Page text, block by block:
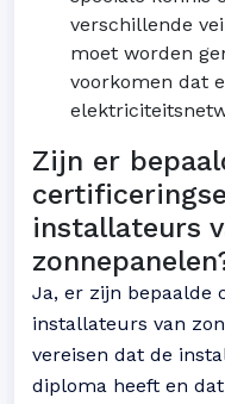
verschillende
moet worden
voorkomen dat
Zijn er
installateurs
Ja, er zijn bepaalde
installateurs van
vereisen dat de
diploma heeft en